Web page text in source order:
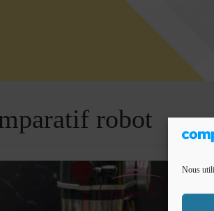
Nous
robot